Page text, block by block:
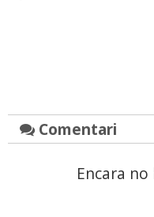
Comentari
Encara